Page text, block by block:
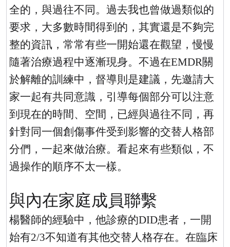
全的，與過往不同。過去我也曾做過類似的
要求，大多數時間得到的，其實還是不夠完
整的資訊，常常有些一開始還在觀望，慢慢
隨著治療過程中逐漸現身。不過在EMDR關
於解離的訓練中，督導則是建議，先邀請大
家一起有共同意識，引導每個部分可以注意
到現在的時間、空間，已經與過往不同，再
針對同一個創傷事件受到影響的交替人格部
分們，一起來做治療。看起來有些類似，不
過操作的順序不太一樣。
與內在家庭成員聯繫
楊醫師的經驗中，他診療的DID患者，一開
始有2/3不知道有其他交替人格存在。在臨床